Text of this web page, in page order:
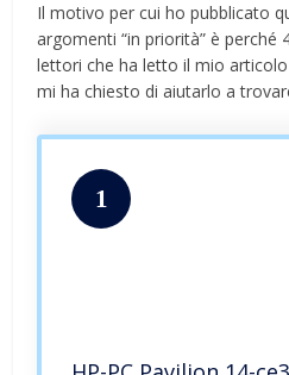
Il motivo per cui ho pubblicato
argomenti “in priorità” è perché
lettori che ha letto il mio
mi ha chiesto di aiutarlo a
1